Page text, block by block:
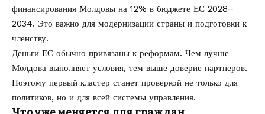
финансирования Молдовы на 12% в бюджете ЕС 2028–
2034. Это важно для модернизации страны и подготовки к
членству.
Деньги ЕС обычно привязаны к реформам. Чем лучше
Молдова выполняет условия, тем выше доверие партнеров.
Поэтому первый кластер станет проверкой не только для
политиков, но и для всей системы управления.